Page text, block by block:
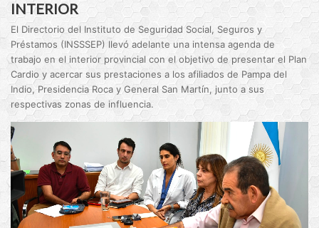
INTERIOR
El Directorio del Instituto de Seguridad Social, Seguros y
Préstamos (INSSSEP) llevó adelante una intensa agenda de
trabajo en el interior provincial con el objetivo de presentar el Plan
Cardio y acercar sus prestaciones a los afiliados de Pampa del
Indio, Presidencia Roca y General San Martín, junto a sus
respectivas zonas de influencia.